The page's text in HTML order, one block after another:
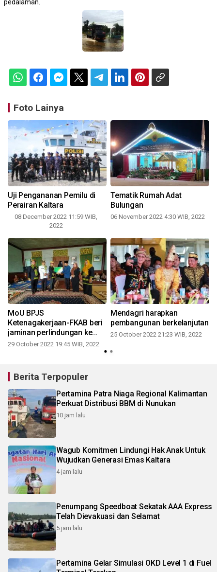
pedalaman.
Foto Lainya
Uji Pengananan Pemilu di
Perairan Kaltara
08 December 2022 11:59 WIB,
2022
Tematik Rumah Adat
Bulungan
06 November 2022 4:30 WIB, 2022
MoU BPJS
Ketenagakerjaan-FKAB beri
jaminan perlindungan ke
pekerja sosial
29 October 2022 19:45 WIB, 2022
Mendagri harapkan
pembangunan berkelanjutan
25 October 2022 21:23 WIB, 2022
Berita Terpopuler
Pertamina Patra Niaga Regional Kalimantan
Perkuat Distribusi BBM di Nunukan
10 jam lalu
Wagub Komitmen Lindungi Hak Anak Untuk
Wujudkan Generasi Emas Kaltara
4 jam lalu
Penumpang Speedboat Sekatak AAA Express
Telah Dievakuasi dan Selamat
5 jam lalu
Pertamina Gelar Simulasi OKD Level 1 di Fuel